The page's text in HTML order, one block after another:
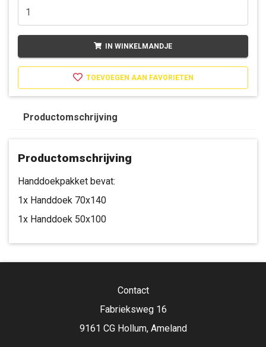
IN WINKELMANDJE
TOEVOEGEN AAN FAVORIETEN
Productomschrijving
Productomschrijving
Handdoekpakket bevat:
1x Handdoek 70x140
1x Handdoek 50x100
Contact
Fabrieksweg 16
9161 CG Hollum, Ameland